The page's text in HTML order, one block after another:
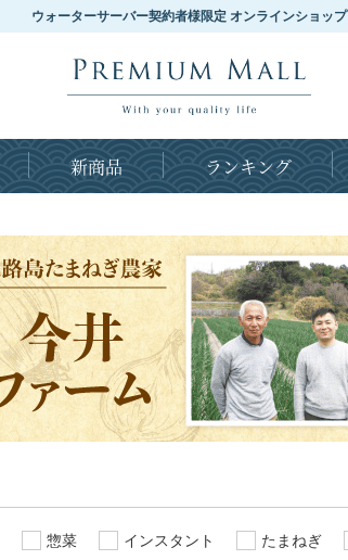
ウォーターサーバー契約者様限定 オンラインショップ
新商品 ランキング
惣菜 インスタント たまねぎ